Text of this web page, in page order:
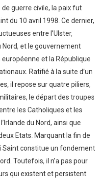
guerre civile, la paix fut
du 10 avril 1998. Ce dernier,
entre l’Ulster,
Nord, et le gouvernement
européenne et la République
Ratifié à la suite d’un
il repose sur quatre piliers,
le départ des troupes
les Catholiques et les
du Nord, ainsi que
Etats. Marquant la fin de
Saint constitue un fondement
Toutefois, il n’a pas pour
qui existent et persistent